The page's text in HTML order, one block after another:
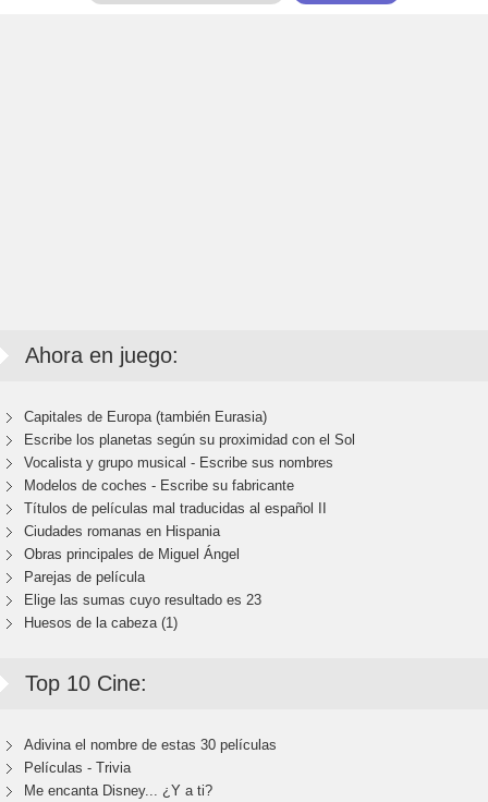
Ahora en juego:
Capitales de Europa (también Eurasia)
Escribe los planetas según su proximidad con el Sol
Vocalista y grupo musical - Escribe sus nombres
Modelos de coches - Escribe su fabricante
Títulos de películas mal traducidas al español II
Ciudades romanas en Hispania
Obras principales de Miguel Ángel
Parejas de película
Elige las sumas cuyo resultado es 23
Huesos de la cabeza (1)
Top 10 Cine:
Adivina el nombre de estas 30 películas
Películas - Trivia
Me encanta Disney... ¿Y a ti?